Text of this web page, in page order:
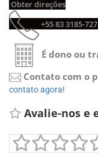
Obter direções
+55 83 3185-
É dono ou
Contato com o
contato agora!
Avalie-nos e